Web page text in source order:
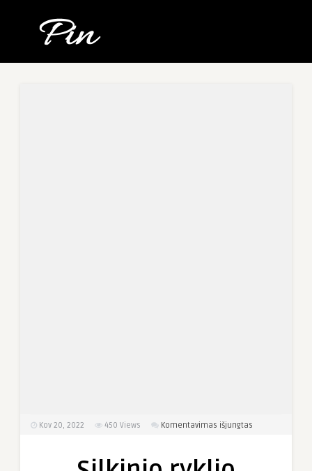
Kov 20, 2022 450 Views Komentavimas išjungtas